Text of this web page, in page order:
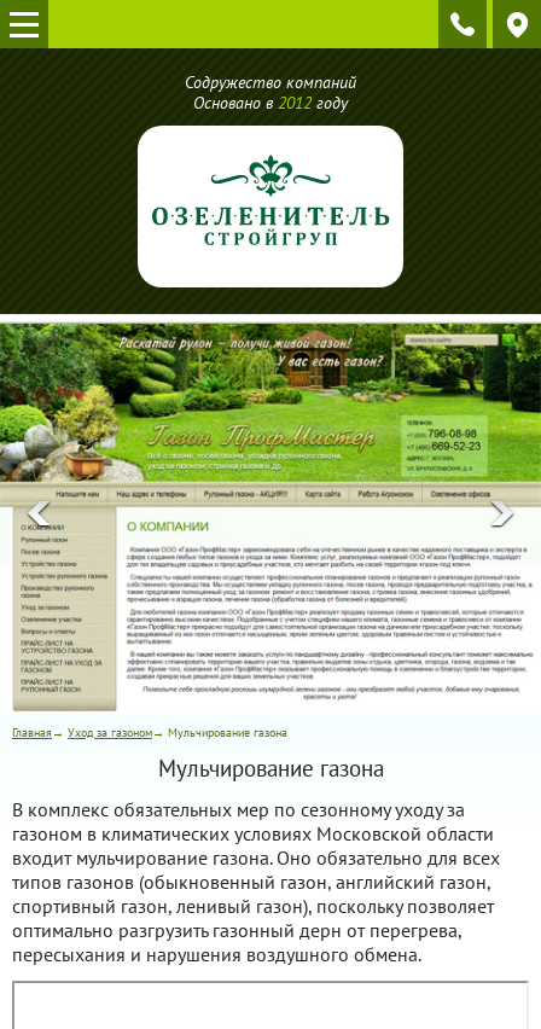
Содружество компаний
Основано в 2012году
Главная → Уход за газоном→ Мульчирование газона
Мульчирование газона
В комплекс обязательных мер по сезонному уходу за
газоном в климатических условиях Московской области
входит мульчирование газона. Оно обязательно для всех
типов газонов (обыкновенный газон, английский газон,
спортивный газон, ленивый газон), поскольку позволяет
оптимально разгрузить газонный дерн от перегрева,
пересыхания и нарушения воздушного обмена.